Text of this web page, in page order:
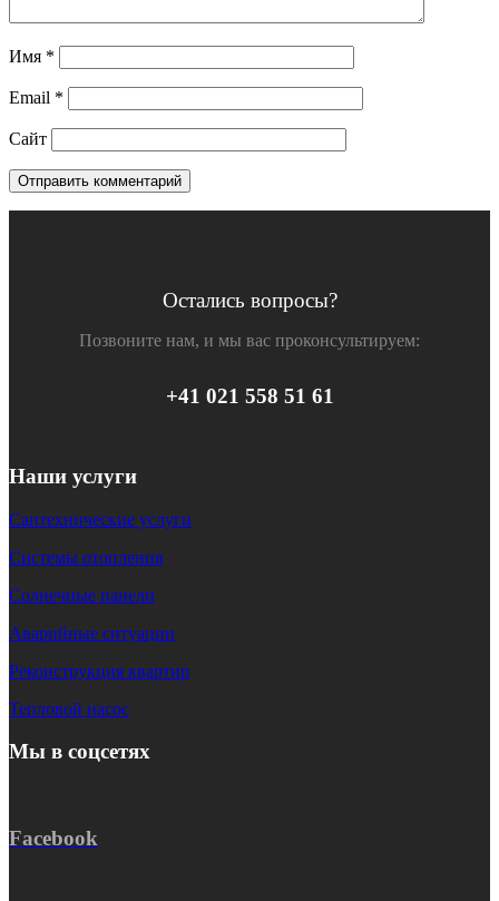
Имя *
Email *
Сайт
Остались вопросы?
Позвоните нам, и мы вас проконсультируем:
+41 021 558 51 61
Наши услуги
Сантехнические услуги
Системы отопления
Солнечные панели
Аварийные ситуации
Реконструкция квартир
Тепловой насос
Мы в соцсетях
Facebook